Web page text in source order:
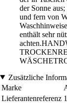
der Sonne
und fern von
enthält sehr
Zusätzliche
Marke
Lieferantenreferenz